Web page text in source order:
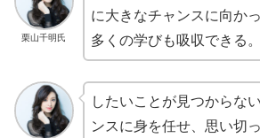
栗山千明氏
に大きなチャンスに向か
多くの学びも吸収できる。
したいことが見つからな
ンスに身を任せ、思い切